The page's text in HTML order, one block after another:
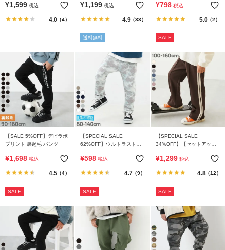
コ
ラ
ド・
ル
デ
ビ
ロ
ッ
ク
つ
¥1,599 税込
4.0（4）
¥1,199 税込
4.9（33）
送料無料
(やわらかタッチ)
¥798 税込
5.0（2）
SALE
【SALE 5%OFF】デビラボ
プリント 裏起毛 パンツ
¥1,698 税込
4.5（4）
SALE
【SPECIAL SALE
62%OFF】ウルトラストレ
ッチ)
¥598 税込
4.7（9）
SALE
【SPECIAL SALE
34%OFF】【セットアップ
パンツ
¥1,299 税込
4.8（12）
SALE